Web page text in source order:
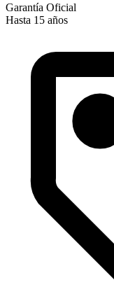
Garantía Oficial
Hasta 15 años